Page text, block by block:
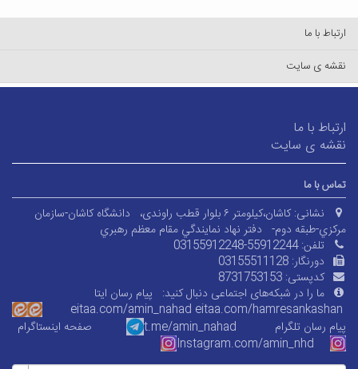
ارتباط با ما
نقشه ی سایت
ارتباط با ما
نقشه ی سایت
تماس با ما
نشانی: کاشان،کیلومتر ۶ بلوار قطب راوندی،
دانشگاه کاشان-سازمان
مرکزي-طبقه دوم- دفتر نهاد نمايندگي مقام معظم رهبري
تلفن:03155912248-55912244
دورنگار: 03155511128
کدپستی: 8731753153
ما را در شبکه‌های اجتماعی دنبال کنید: پیام رسان ایتا
eitaa.com/amin_nahad eitaa.com/hamresankashan
پیام رسان تلگرام
t.me/amin_nahad
صفحه اینستاگرام
Instagram.com/amin_nhd